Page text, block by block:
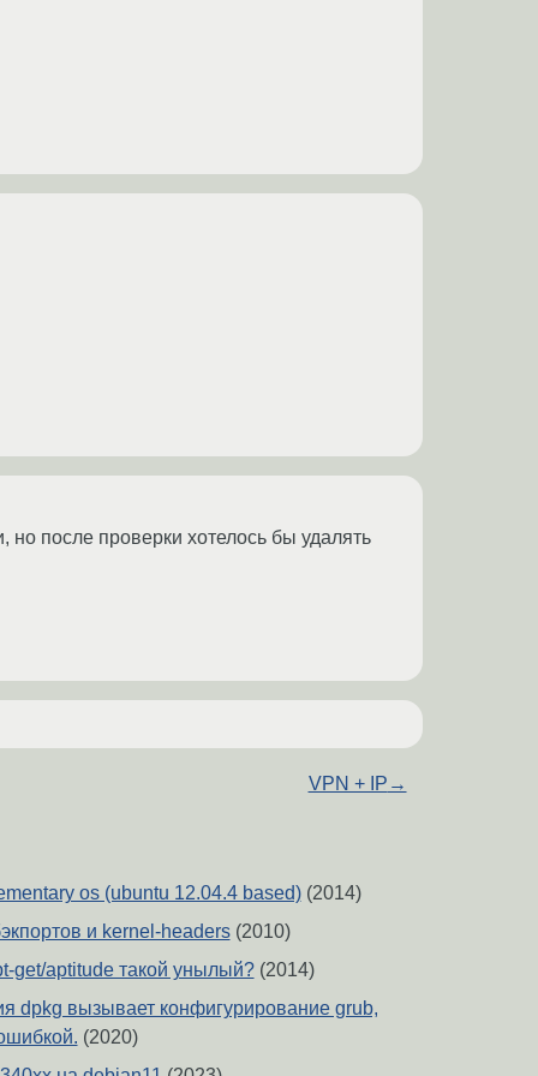
после проверки хотелось бы удалять
VPN + IP →
os (ubuntu 12.04.4 based)(2014)
и kernel-headers(2010)
get/aptitude такой унылый?(2014)
dpkg вызывает конфигурирование grub,
(2020)